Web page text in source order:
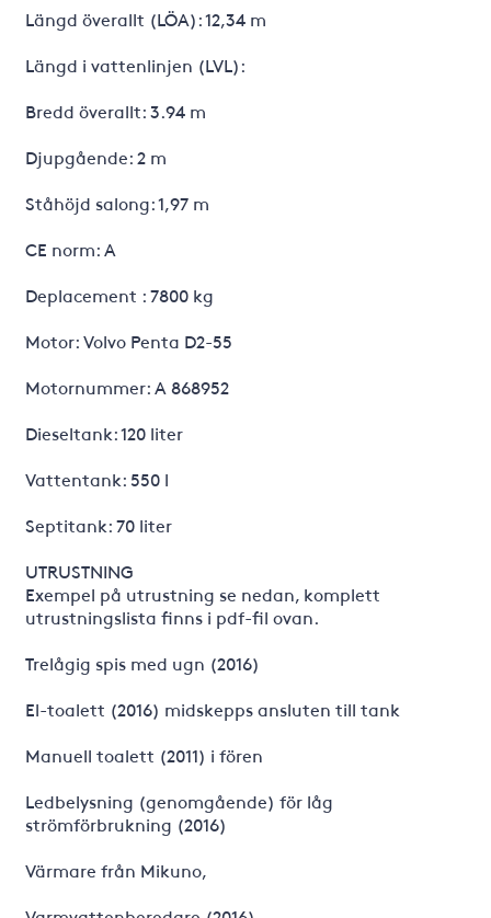
Längd överallt (LÖA): 12,34 m
Längd i vattenlinjen (LVL):
Bredd överallt: 3.94 m
Djupgående: 2 m
Ståhöjd salong: 1,97 m
CE norm: A
Deplacement : 7800 kg
Motor: Volvo Penta D2-55
Motornummer: A 868952
Dieseltank: 120 liter
Vattentank: 550 l
Septitank: 70 liter
UTRUSTNING
Exempel på utrustning se nedan, komplett
utrustningslista finns i pdf-fil ovan.
Trelågig spis med ugn (2016)
El-toalett (2016) midskepps ansluten till tank
Manuell toalett (2011) i fören
Ledbelysning (genomgående) för låg
strömförbrukning (2016)
Värmare från Mikuno,